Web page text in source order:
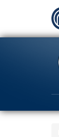
principale